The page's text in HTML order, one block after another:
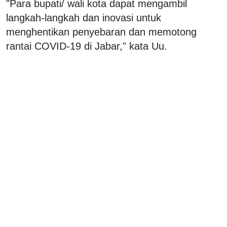
"Para bupati/ wali kota dapat mengambil
langkah-langkah dan inovasi untuk
menghentikan penyebaran dan memotong
rantai COVID-19 di Jabar," kata Uu.